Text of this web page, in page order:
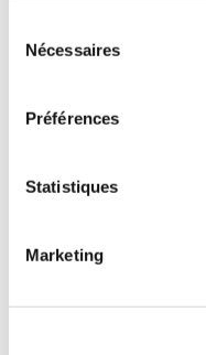
Nécessaires
Préférences
Statistiques
Marketing